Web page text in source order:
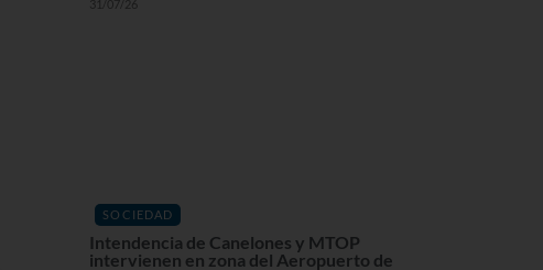
31/07/26
SOCIEDAD
Intendencia de Canelones y MTOP
intervienen en zona del Aeropuerto de